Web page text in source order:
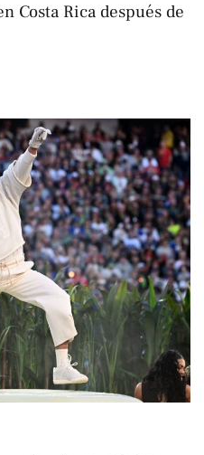
Costa Rica después de